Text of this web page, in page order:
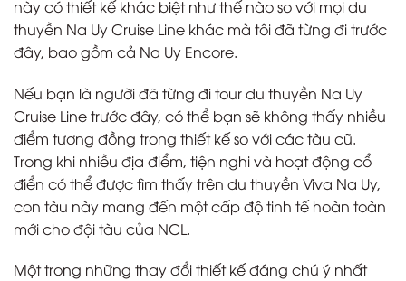
này có thiết kế khác biệt như thế nào so với mọi du
thuyền Na Uy Cruise Line khác mà tôi đã từng đi trước
đây, bao gồm cả Na Uy Encore.
Nếu bạn là người đã từng đi tour du thuyền Na Uy
Cruise Line trước đây, có thể bạn sẽ không thấy nhiều
điểm tương đồng trong thiết kế so với các tàu cũ.
Trong khi nhiều địa điểm, tiện nghi và hoạt động cổ
điển có thể được tìm thấy trên du thuyền Viva Na Uy,
con tàu này mang đến một cấp độ tinh tế hoàn toàn
mới cho đội tàu của NCL.
Một trong những thay đổi thiết kế đáng chú ý nhất